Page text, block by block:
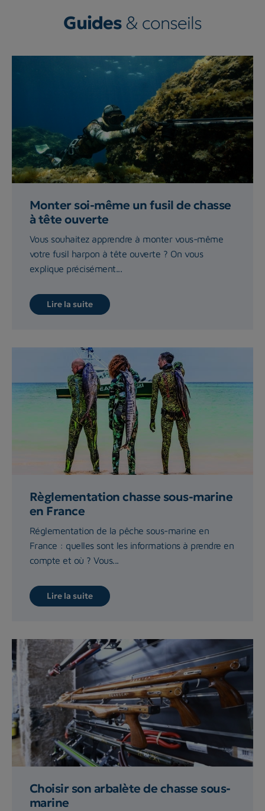
Guides & conseils
Monter soi-même un fusil de chasse
à tête ouverte
Vous souhaitez apprendre à monter vous-même
votre fusil harpon à tête ouverte ? On vous
explique précisément...
Lire la suite
Règlementation chasse sous-marine
en France
Réglementation de la pêche sous-marine en
France : quelles sont les informations à prendre en
compte et où ? Vous...
Lire la suite
Choisir son arbalète de chasse sous-
marine